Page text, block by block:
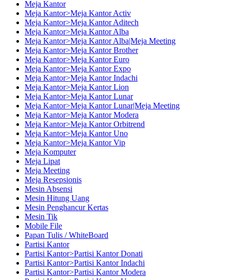
Meja Kantor
Meja Kantor>Meja Kantor Activ
Meja Kantor>Meja Kantor Aditech
Meja Kantor>Meja Kantor Alba
Meja Kantor>Meja Kantor Alba|Meja Meeting
Meja Kantor>Meja Kantor Brother
Meja Kantor>Meja Kantor Euro
Meja Kantor>Meja Kantor Expo
Meja Kantor>Meja Kantor Indachi
Meja Kantor>Meja Kantor Lion
Meja Kantor>Meja Kantor Lunar
Meja Kantor>Meja Kantor Lunar|Meja Meeting
Meja Kantor>Meja Kantor Modera
Meja Kantor>Meja Kantor Orbitrend
Meja Kantor>Meja Kantor Uno
Meja Kantor>Meja Kantor Vip
Meja Komputer
Meja Lipat
Meja Meeting
Meja Resepsionis
Mesin Absensi
Mesin Hitung Uang
Mesin Penghancur Kertas
Mesin Tik
Mobile File
Papan Tulis / WhiteBoard
Partisi Kantor
Partisi Kantor>Partisi Kantor Donati
Partisi Kantor>Partisi Kantor Indachi
Partisi Kantor>Partisi Kantor Modera